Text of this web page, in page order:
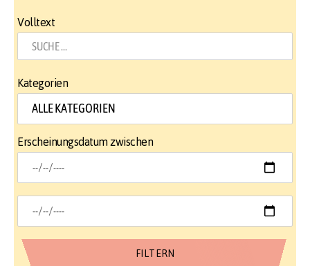
Volltext
Kategorien
Erscheinungsdatum zwischen